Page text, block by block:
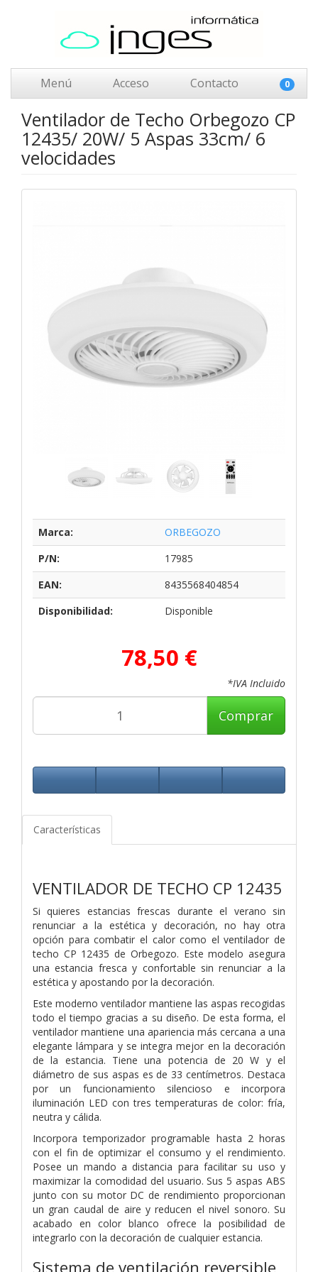
Menú Acceso Contacto 0
Ventilador de Techo Orbegozo CP
12435/ 20W/ 5 Aspas 33cm/ 6
velocidades
Marca:
ORBEGOZO
P/N:
17985
EAN:
8435568404854
Disponibilidad:
Disponible
78,50 €
*IVA Incluido
Comprar
Características
VENTILADOR DE TECHO CP 12435
Si quieres estancias frescas durante el verano sin
renunciar a la estética y decoración, no hay otra
opción para combatir el calor como el ventilador de
techo CP 12435 de Orbegozo. Este modelo asegura
una estancia fresca y confortable sin renunciar a la
estética y apostando por la decoración.
Este moderno ventilador mantiene las aspas recogidas
todo el tiempo gracias a su diseño. De esta forma, el
ventilador mantiene una apariencia más cercana a una
elegante lámpara y se integra mejor en la decoración
de la estancia. Tiene una potencia de 20 W y el
diámetro de sus aspas es de 33 centímetros. Destaca
por un funcionamiento silencioso e incorpora
iluminación LED con tres temperaturas de color: fría,
neutra y cálida.
Incorpora temporizador programable hasta 2 horas
con el fin de optimizar el consumo y el rendimiento.
Posee un mando a distancia para facilitar su uso y
maximizar la comodidad del usuario. Sus 5 aspas ABS
junto con su motor DC de rendimiento proporcionan
un gran caudal de aire y reducen el nivel sonoro. Su
acabado en color blanco ofrece la posibilidad de
integrarlo con la decoración de cualquier estancia.
Sistema de ventilación reversible